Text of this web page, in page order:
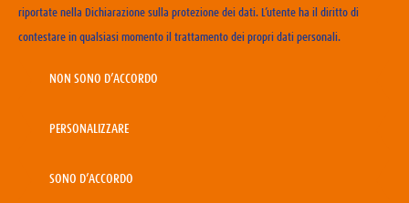
COOKIE-RICHTLINIEN
KARRIERE
Copyright 2026 Wander GmbH
riportate nella Dichiarazione sulla protezione dei dati. L’utente ha il diritto di
contestare in qualsiasi momento il trattamento dei propri dati personali.
NON SONO D’ACCORDO
PERSONALIZZARE
SONO D’ACCORDO